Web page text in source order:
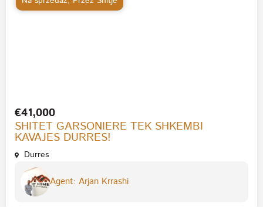
€41,000
SHITET GARSONIERE TEK SHKEMBI
KAVAJES DURRES!
Durres
Agent: Arjan Krrashi